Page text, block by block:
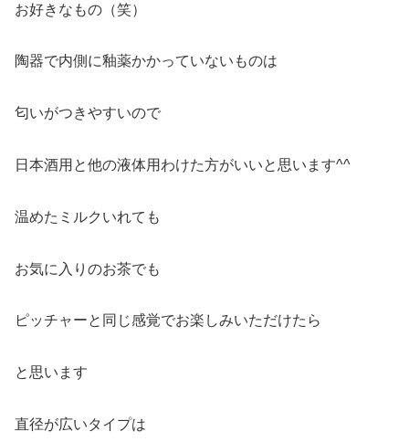
お好きなもの（笑）
陶器で内側に釉薬かかっていないものは
匂いがつきやすいので
日本酒用と他の液体用わけた方がいいと思います^^
温めたミルクいれても
お気に入りのお茶でも
ピッチャーと同じ感覚でお楽しみいただけたら
と思います
直径が広いタイプは